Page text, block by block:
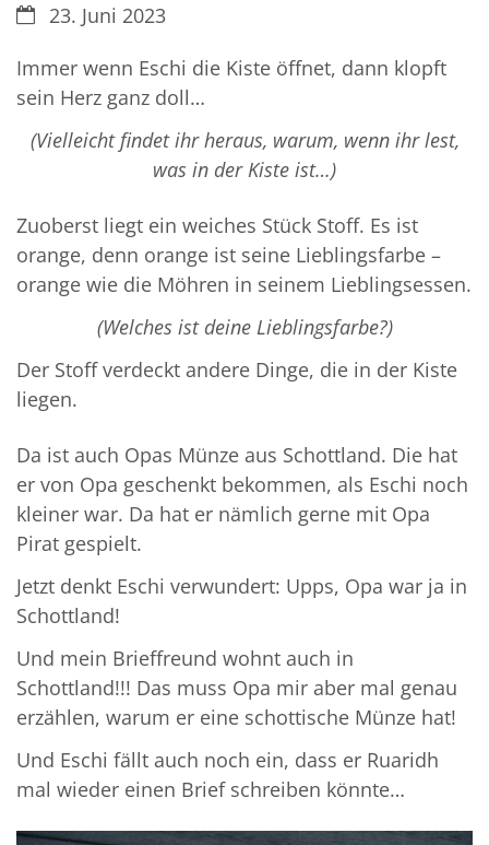
Datum:23. Juni 2023
Immer wenn Eschi die Kiste öffnet, dann klopft
sein Herz ganz doll…
(Vielleicht findet ihr heraus, warum, wenn ihr lest,
was in der Kiste ist…)
Zuoberst liegt ein weiches Stück Stoff. Es ist
orange, denn orange ist seine Lieblingsfarbe –
orange wie die Möhren in seinem Lieblingsessen.
(Welches ist deine Lieblingsfarbe?)
Der Stoff verdeckt andere Dinge, die in der Kiste
liegen.
Da ist auch Opas Münze aus Schottland. Die hat
er von Opa geschenkt bekommen, als Eschi noch
kleiner war. Da hat er nämlich gerne mit Opa
Pirat gespielt.
Jetzt denkt Eschi verwundert: Upps, Opa war ja in
Schottland!
Und mein Brieffreund wohnt auch in
Schottland!!! Das muss Opa mir aber mal genau
erzählen, warum er eine schottische Münze hat!
Und Eschi fällt auch noch ein, dass er Ruaridh
mal wieder einen Brief schreiben könnte…